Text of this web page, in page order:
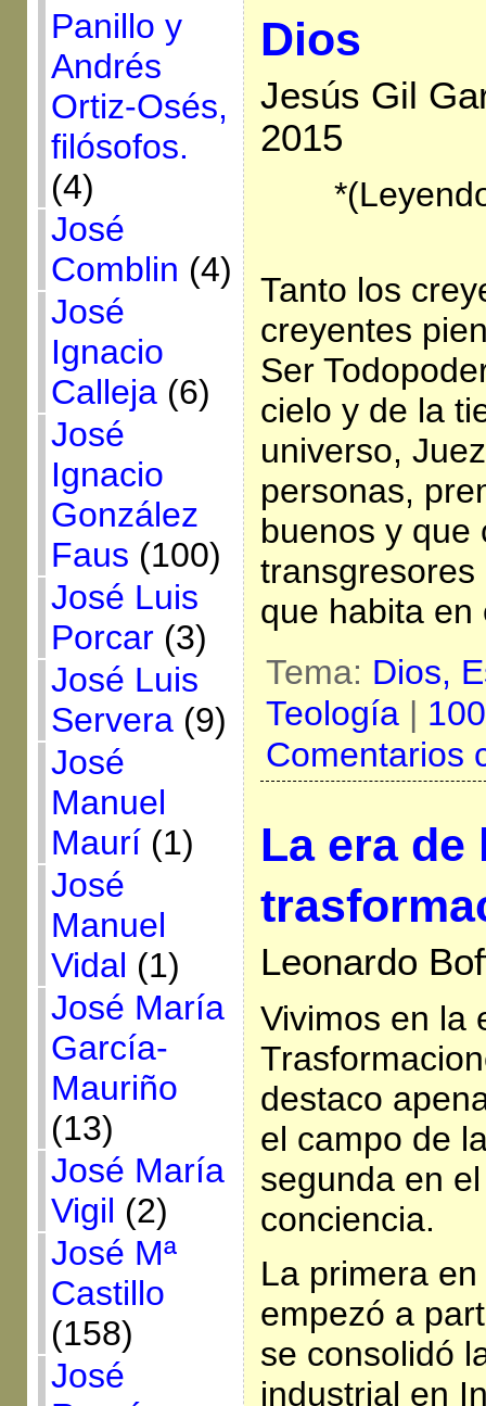
Panillo y
Andrés
Ortiz-Osés,
filósofos.
(4)
José
Comblin (4)
José
Ignacio
Calleja(6)
José
Ignacio
González
Faus (100)
José Luis
Porcar(3)
José Luis
Servera(9)
José
Manuel
Maurí(1)
José
Manuel
Vidal (1)
José María
García-
Mauriño
(13)
José María
Vigil (2)
José Mª
Castillo
(158)
José
Dios
Jesús Gil
2015
Tanto los
creyentes
Ser
cielo y de la
universo,
personas,
buenos y que
que habita
Tema: Dios,
Teología|
Comentarios
La era de
Leonardo
Vivimos en la
destaco
el campo de
segunda en
conciencia.
La primera
empezó a
se consolidó
industrial en